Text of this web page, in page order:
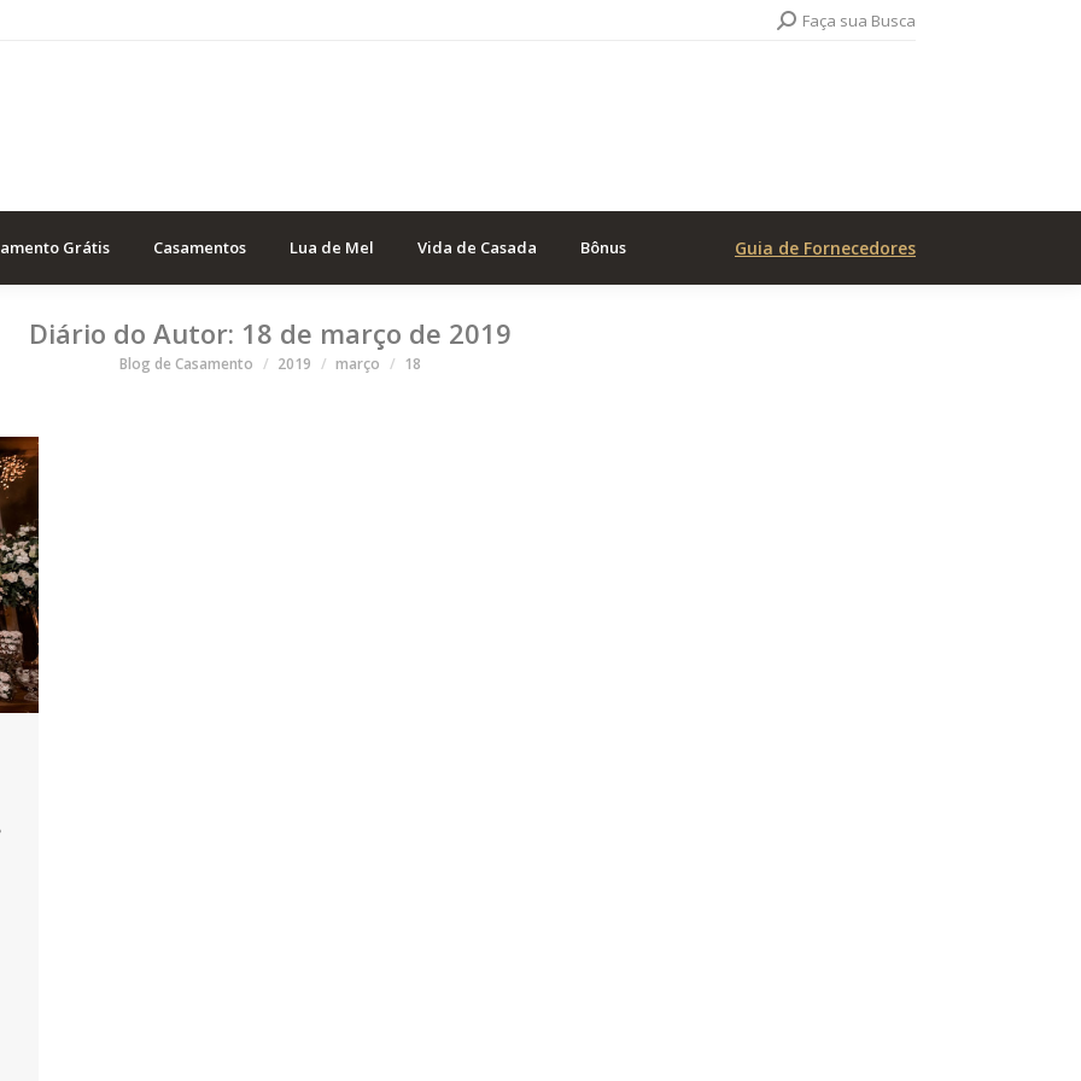
Search:Faça sua Busca
Grátis Casamentos Lua de Mel Vida de Casada Bônus Guia de Fornecedores
Diário do Autor: 18 de março de 2019
Você está aqui
Blog de Casamento 2019 março 18